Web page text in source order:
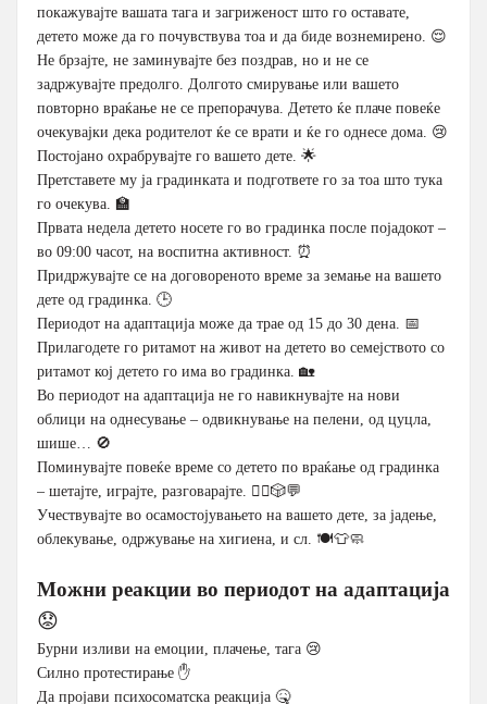
покажувајте вашата тага и загриженост што го оставате,
детето може да го почувствува тоа и да биде вознемирено. 😌
Не брзајте, не заминувајте без поздрав, но и не се
задржувајте предолго. Долгото смирување или вашето
повторно враќање не се препорачува. Детето ќе плаче повеќе
очекувајки дека родителот ќе се врати и ќе го однесе дома. 😢
Постојано охрабрувајте го вашето дете. 🌟
Претставете му ја градинката и подгответе го за тоа што тука
го очекува. 🏫
Првата недела детето носете го во градинка после појадокот –
во 09:00 часот, на воспитна активност. ⏰
Придржувајте се на договореното време за земање на вашето
дете од градинка. 🕒
Периодот на адаптација може да трае од 15 до 30 дена. 📅
Прилагодете го ритамот на живот на детето во семејството со
ритамот кој детето го има во градинка. 🏡
Во периодот на адаптација не го навикнувајте на нови
облици на однесување – одвикнување на пелени, од цуцла,
шише… 🚫
Поминувајте повеќе време со детето по враќање од градинка
– шетајте, играјте, разговарајте. 🚶‍♂️🎲💬
Учествувајте во осамостојувањето на вашето дете, за јадење,
облекување, одржување на хигиена, и сл. 🍽️👕🧼
Можни реакции во периодот на адаптација
😟
Бурни изливи на емоции, плачење, тага 😢
Силно протестирање ✋
Да пројави психосоматска реакција 🤒